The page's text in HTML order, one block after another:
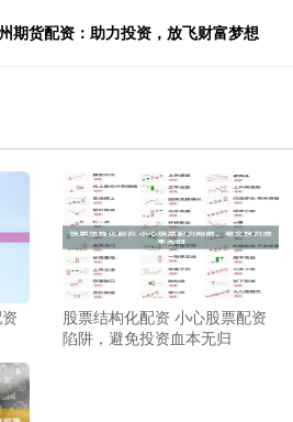
期货配资：助力投资，放飞财富梦想
股票结构化配资 小心股票配资
陷阱，避免投资血本无归